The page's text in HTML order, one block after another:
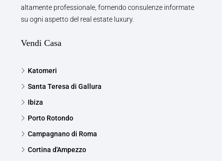
altamente professionale, fornendo consulenze informate
su ogni aspetto del real estate luxury.
Vendi Casa
Katomeri
Santa Teresa di Gallura
Ibiza
Porto Rotondo
Campagnano di Roma
Cortina d'Ampezzo